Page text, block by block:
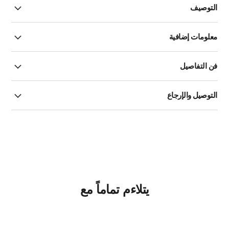
التوصيف
معلومات إضافية
فن التفاصيل
التوصيل والإرجاع
يتلاءم تماماً مع